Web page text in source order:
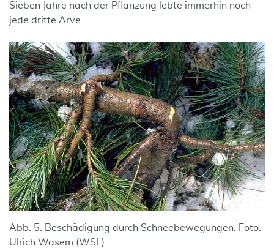
Sieben Jahre nach der Pflanzung lebte immerhin noch
jede dritte Arve.
Abb. 5: Beschädigung durch Schneebewegungen. Foto:
Ulrich Wasem (WSL)